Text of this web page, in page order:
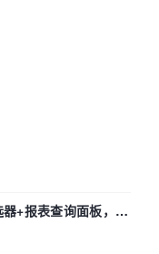
+报表查询面板，参